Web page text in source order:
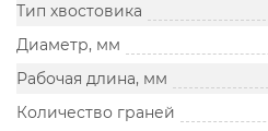
Тип хвостовика
Диаметр, мм
Рабочая длина, мм
Количество граней